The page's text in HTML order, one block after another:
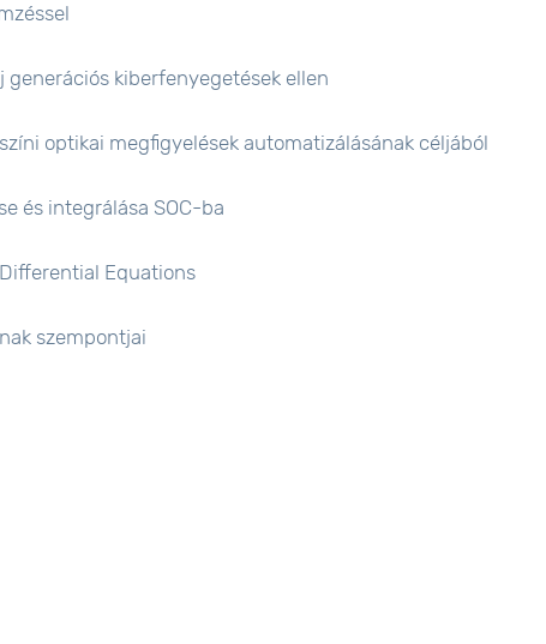
kiberfenyegetések ellen
optikai megfigyelések automatizálásának céljából
és integrálása SOC-ba
Equations
szempontjai